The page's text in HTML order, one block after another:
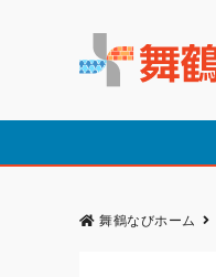
舞鶴なびホーム